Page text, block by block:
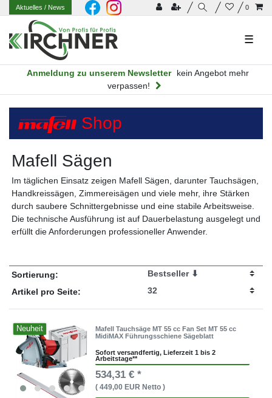
0
Aktuelles/ News
☰
Anmeldung zu unserem Newsletter
kein Angebot mehr
verpassen!
Shop
Mafell Sägen
Im täglichen Einsatz zeigen Mafell Sägen, darunter Tauchsägen,
Handkreissägen, Zimmereisägen und viele mehr, ihre Stärken
durch saubere Schnittergebnisse und eine stabile Arbeitsweise.
Die technische Ausführung ist auf Dauerbelastung ausgelegt und
erfüllt die Anforderungen professioneller Anwender.
Sortierung:
Artikel pro Seite:
Neuheit
Mafell Tauchsäge MT 55 cc Fan Set MT 55 cc
MidiMAX Führungsschiene Sägeblatt
Sofort versandfertig, Lieferzeit 1 bis 2
Arbeitstage**
534,31 € *
( 449,00 EUR Netto )